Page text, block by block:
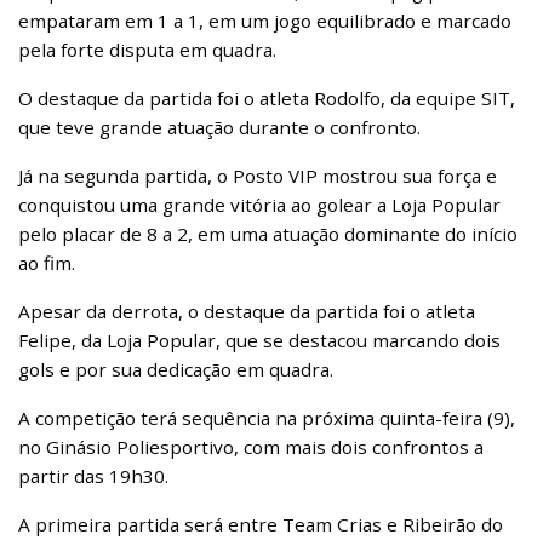
empataram em 1 a 1, em um jogo equilibrado e marcado
pela forte disputa em quadra.
O destaque da partida foi o atleta Rodolfo, da equipe SIT,
que teve grande atuação durante o confronto.
Já na segunda partida, o Posto VIP mostrou sua força e
conquistou uma grande vitória ao golear a Loja Popular
pelo placar de 8 a 2, em uma atuação dominante do início
ao fim.
Apesar da derrota, o destaque da partida foi o atleta
Felipe, da Loja Popular, que se destacou marcando dois
gols e por sua dedicação em quadra.
A competição terá sequência na próxima quinta-feira (9),
no Ginásio Poliesportivo, com mais dois confrontos a
partir das 19h30.
A primeira partida será entre Team Crias e Ribeirão do